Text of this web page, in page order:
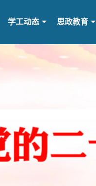
学工动态 思政教育